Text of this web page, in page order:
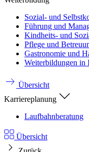
Sozial- und
Führung und
Kindheits- und
Pflege und
Gastronomie und
Weiterbildungen in
Übersicht
Karriereplanung
Laufbahnberatung
Übersicht